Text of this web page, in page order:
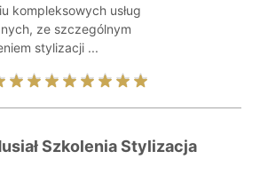
kompleksowych usług
ze szczególnym
stylizacji ...
Szkolenia Stylizacja